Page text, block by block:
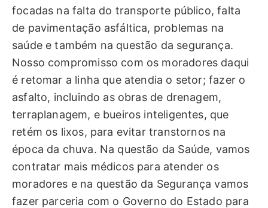
focadas na falta do transporte público, falta
de pavimentação asfáltica, problemas na
saúde e também na questão da segurança.
Nosso compromisso com os moradores daqui
é retomar a linha que atendia o setor; fazer o
asfalto, incluindo as obras de drenagem,
terraplanagem, e bueiros inteligentes, que
retém os lixos, para evitar transtornos na
época da chuva. Na questão da Saúde, vamos
contratar mais médicos para atender os
moradores e na questão da Segurança vamos
fazer parceria com o Governo do Estado para